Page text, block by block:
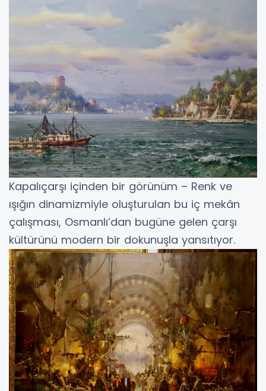
Kapalıçarşı içinden bir görünüm – Renk ve
ışığın dinamizmiyle oluşturulan bu iç mekân
çalışması, Osmanlı’dan bugüne gelen çarşı
kültürünü modern bir dokunuşla yansıtıyor.